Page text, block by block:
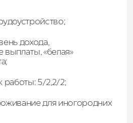
дохода,
«белая»
работы: 5/2,2/2;
для иногородних